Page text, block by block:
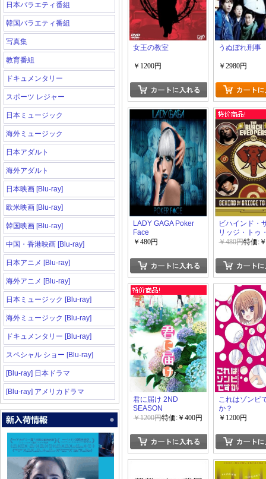
日本バラエティ番組
韓国バラエティ番組
写真集
教育番組
ドキュメンタリー
スポーツ レジャー
日本ミュージック
海外ミュージック
日本アダルト
海外アダルト
日本映画 [Blu-ray]
欧米映画 [Blu-ray]
韓国映画 [Blu-ray]
中国・香港映画 [Blu-ray]
日本アニメ [Blu-ray]
海外アニメ [Blu-ray]
日本ミュージック [Blu-ray]
海外ミュージック [Blu-ray]
ドキュメンタリー [Blu-ray]
スペシャル ショー [Blu-ray]
[Blu-ray] 日本ドラマ
[Blu-ray] アメリカドラマ
女王の教室
￥1200円
うぬぼれ刑事
￥2980円
LADY GAGA Poker
Face
￥480円
ビハインド・
リッジ・トゥ
ファンク
￥480円特価:
君に届け 2ND
SEASON
￥1200円特価:￥400円
これはゾンビ
か？
￥1200円